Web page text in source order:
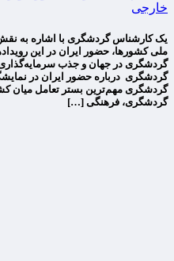
خارجی
یک کارشناس گردشگری با اشاره به
ملی کشورها، حضور ایران در این
گردشگری در جهان و جذب
گردشگری درباره حضور ایران در
گردشگری مهم‌ترین بستر تعامل میان
گردشگری، فرهنگی […]